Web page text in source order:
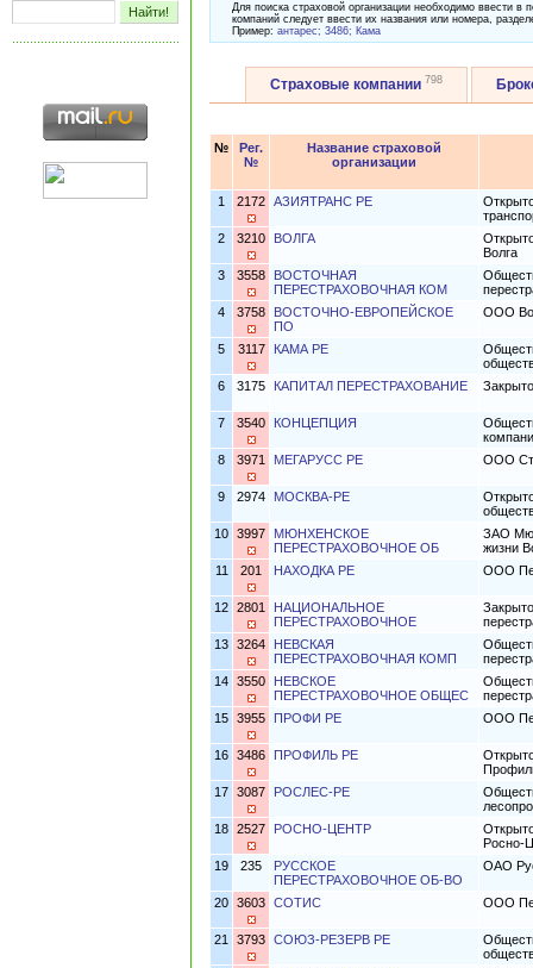
Для поиска страховой организации необходимо ввести
компаний следует ввести их названия или номера,
Пример: антарес; 3486; Кама
Страховые компании 798
№
Рег.
№
Название страховой
организации
1 2172 АЗИЯТРАНС РЕ
2
3210 ВОЛГА
Волга
3
3558
ВОСТОЧНАЯ
ПЕРЕСТРАХОВОЧНАЯ КОМ
4
3758
ВОСТОЧНО-ЕВРОПЕЙСКОЕ
ПО
ООО
5 3117 КАМА РЕ
6
3175 КАПИТАЛ ПЕРЕСТРАХОВАНИЕ
7 3540 КОНЦЕПЦИЯ
8
3971 МЕГАРУСС РЕ ООО
9 2974 МОСКВА-РЕ
10 3997
МЮНХЕНСКОЕ
ПЕРЕСТРАХОВОЧНОЕ ОБ
ЗАО
жизни
11
201 НАХОДКА РЕ ООО
12 2801
НАЦИОНАЛЬНОЕ
ПЕРЕСТРАХОВОЧНОЕ
13 3264
НЕВСКАЯ
ПЕРЕСТРАХОВОЧНАЯ КОМП
14 3550
НЕВСКОЕ
ПЕРЕСТРАХОВОЧНОЕ ОБЩЕС
15 3955 ПРОФИ РЕ ООО
16 3486 ПРОФИЛЬ РЕ
17 3087 РОСЛЕС-РЕ
18 2527 РОСНО-ЦЕНТР
Росно-
19
235
РУССКОЕ
ПЕРЕСТРАХОВОЧНОЕ ОБ-ВО
ОАО
20 3603 СОТИС ООО
21 3793 СОЮЗ-РЕЗЕРВ РЕ